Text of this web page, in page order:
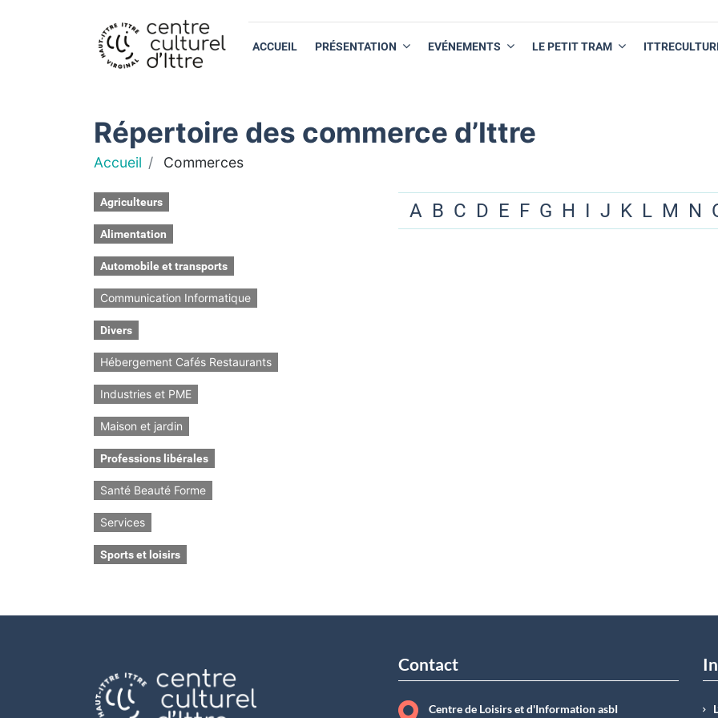
ACCUEIL PRÉSENTATION EVÉNEMENTS LE PETIT TRAM
Répertoire des commerce d’Ittre
Accueil Commerces
Agriculteurs
Alimentation
Automobile et transports
Communication Informatique
Divers
Hébergement Cafés Restaurants
Industries et PME
Maison et jardin
Professions libérales
Santé Beauté Forme
Services
Sports et loisirs
A B C D E F G H I J K L M N
Contact
Centre de Loisirs et d'Information asbI